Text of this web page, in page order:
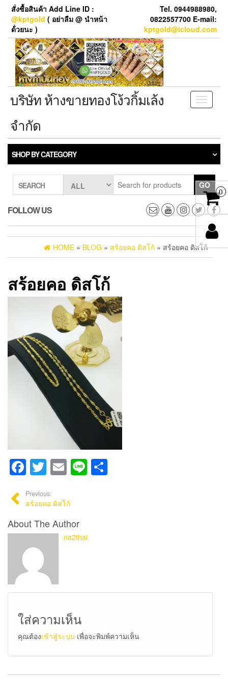
Skip
content
สั่งซื้อสินค้า Add Line ID :
@kptgold ( อย่าลืม @ นำหน้า
ด้่วยนะ )
Tel. 0944988980,
0822557700 E-mail:
kptgold@icloud.com
Toggle
บริษัท ห้างขายทองโง้วกิ้มเล้ง
จำกัด
SHOP BY CATEGORY
SEARCH GO
FOLLOW US
HOME » BLOG » สร้อยคอ ดิสโก้ » สร้อยคอ ดิสโก้
สร้อยคอ ดิสโก้
Facebook
Twitter
Email
Line
Previous:
สร้อยคอ ดิสโก้
About The Author
na2thai
ใส่ความเห็น
คุณต้องเข้าสู่ระบบ เพื่อจะพิมพ์ความเห็น
0